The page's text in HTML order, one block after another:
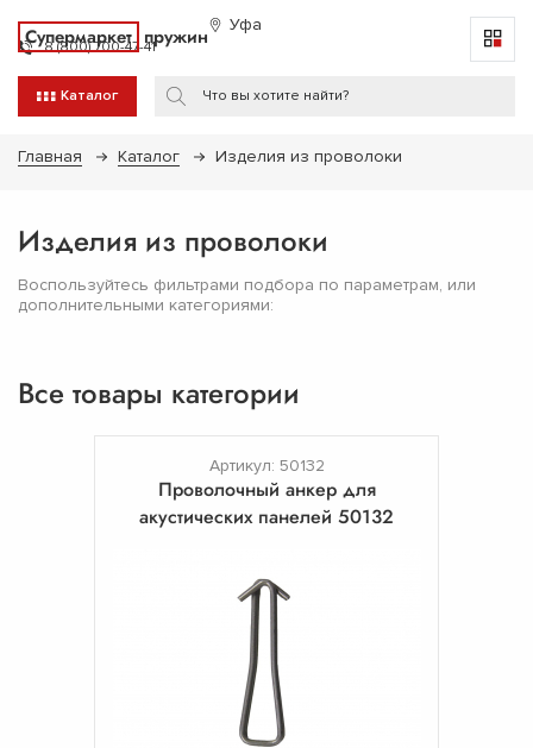
Супермаркет пружин Уфа
8 (800) 700-47-41
Каталог
Главная Каталог Изделия из проволоки
Изделия из проволоки
Воспользуйтесь фильтрами подбора по параметрам, или
дополнительными категориями:
Все товары категории
Артикул: 50132
Проволочный анкер для
акустических панелей 50132